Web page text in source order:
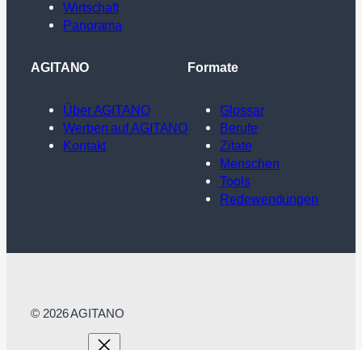
Wirtschaft
Panorama
AGITANO
Über AGITANO
Werben auf AGITANO
Kontakt
Formate
Glossar
Berufe
Zitate
Menschen
Tools
Redewendungen
© 2026 AGITANO